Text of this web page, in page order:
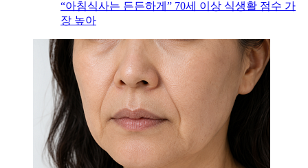
“아침식사는 든든하게” 70세 이상 식생활 점수 가
장 높아